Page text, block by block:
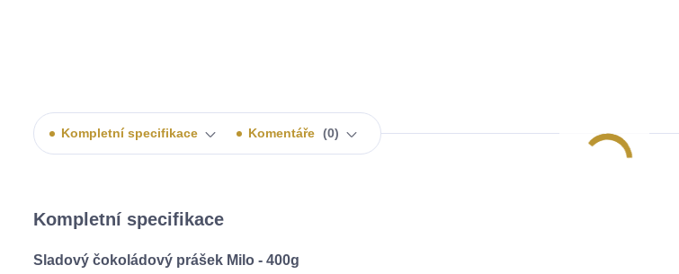
Kompletní specifikace Komentáře 0
Kompletní specifikace
Sladový čokoládový prášek Milo - 400g